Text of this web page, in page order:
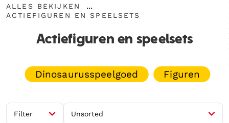
{"key":"Alles
bekijken","value":"\/collections\/alles-
ALLES BEKIJKEN
...
Kruimelspoor
{"key":"Actiefiguren
speelsets","value":"\/collections\/actiefiguren-
ACTIEFIGUREN EN SPEELSETS
Actiefiguren en speelsets
Dinosaurusspeelgoed Figuren
Filter Unsorted